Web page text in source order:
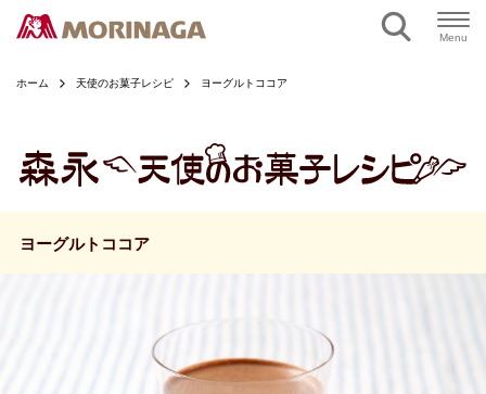
Menu
ホーム 天使のお菓子レシピ ヨーグルトココア
ヨーグルトココア